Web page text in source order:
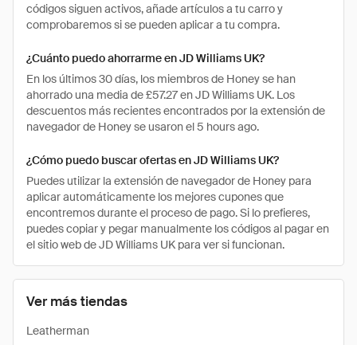
Ver más tiendas
Leatherman
códigos siguen activos, añade artículos a tu carro y
comprobaremos si se pueden aplicar a tu compra.
¿Cuánto puedo ahorrarme en JD Williams UK?
En los últimos 30 días, los miembros de Honey se han
ahorrado una media de £57.27 en JD Williams UK. Los
descuentos más recientes encontrados por la extensión de
navegador de Honey se usaron el 5 hours ago.
¿Cómo puedo buscar ofertas en JD Williams UK?
Puedes utilizar la extensión de navegador de Honey para
aplicar automáticamente los mejores cupones que
encontremos durante el proceso de pago. Si lo prefieres,
puedes copiar y pegar manualmente los códigos al pagar en
el sitio web de JD Williams UK para ver si funcionan.